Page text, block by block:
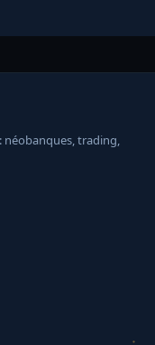
néobanques, trading,